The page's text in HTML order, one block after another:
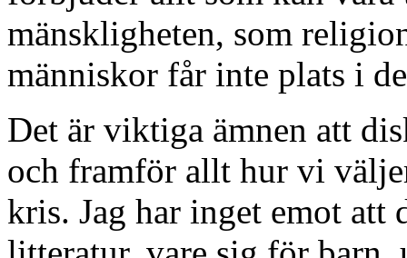
mänskligheten, som
människor får inte plats i
Det är viktiga ämnen att
och framför allt hur vi
kris. Jag har inget emot att